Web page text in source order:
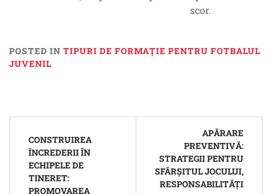
scor.
POSTED IN TIPURI DE FORMAȚIE PENTRU FOTBALUL
JUVENIL
navigation
CONSTRUIREA
ÎNCREDERII ÎN
ECHIPELE DE
TINERET:
PROMOVAREA
APĂRARE
PREVENTIVĂ:
STRATEGII PENTRU
SFÂRȘITUL JOCULUI,
RESPONSABILITĂȚI